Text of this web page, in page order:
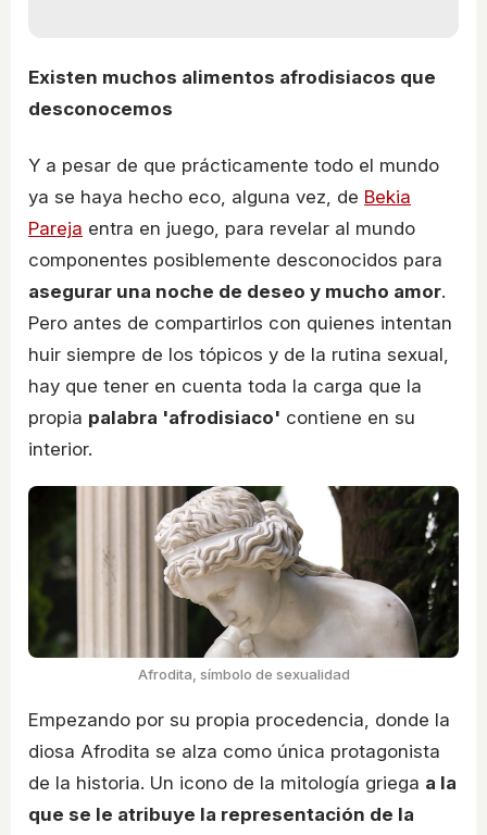
Existen muchos alimentos afrodisiacos que
desconocemos
Y a pesar de que prácticamente todo el mundo
ya se haya hecho eco, alguna vez, de Bekia
Pareja entra en juego, para revelar al mundo
componentes posiblemente desconocidos para
asegurar una noche de deseo y mucho amor.
Pero antes de compartirlos con quienes intentan
huir siempre de los tópicos y de la rutina sexual,
hay que tener en cuenta toda la carga que la
propia palabra 'afrodisiaco' contiene en su
interior.
Afrodita, símbolo de sexualidad
Empezando por su propia procedencia, donde la
diosa Afrodita se alza como única protagonista
de la historia. Un icono de la mitología griega a la
que se le atribuye la representación de la